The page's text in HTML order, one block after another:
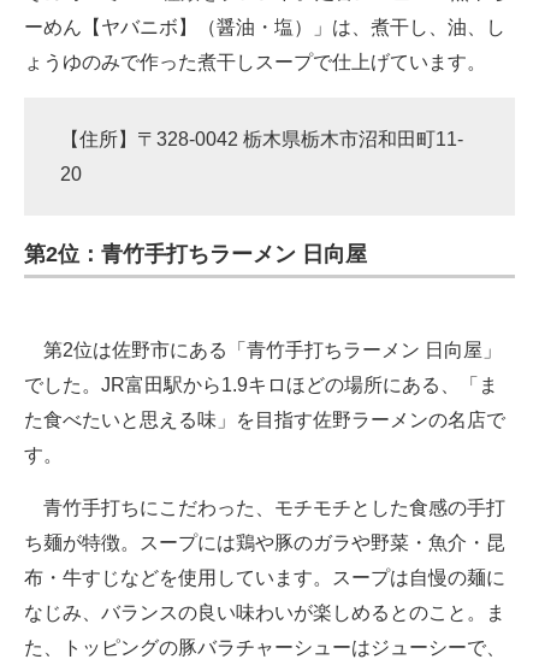
ーめん【ヤバニボ】（醤油・塩）」は、煮干し、油、し
ょうゆのみで作った煮干しスープで仕上げています。
【住所】〒328-0042 栃木県栃木市沼和田町11-
20
第2位：青竹手打ちラーメン 日向屋
第2位は佐野市にある「青竹手打ちラーメン 日向屋」
でした。JR富田駅から1.9キロほどの場所にある、「ま
た食べたいと思える味」を目指す佐野ラーメンの名店で
す。
青竹手打ちにこだわった、モチモチとした食感の手打
ち麺が特徴。スープには鶏や豚のガラや野菜・魚介・昆
布・牛すじなどを使用しています。スープは自慢の麺に
なじみ、バランスの良い味わいが楽しめるとのこと。ま
た、トッピングの豚バラチャーシューはジューシーで、